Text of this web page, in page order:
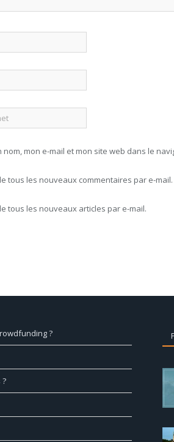
nom, mon e-mail et mon site web dans le
tous les nouveaux commentaires par e-mail.
tous les nouveaux articles par e-mail.
?